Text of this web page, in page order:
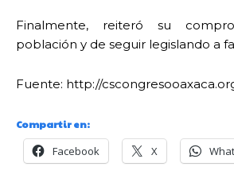
Finalmente, reiteró su
población y de seguir legislando a
Fuente: http://
Compartir en:
Facebook X